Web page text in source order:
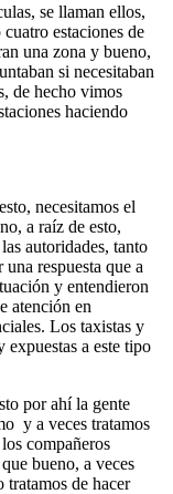
se llaman ellos,
estaciones de
una zona y bueno,
si necesitaban
de hecho vimos
haciendo
necesitamos el
a raíz de esto,
autoridades, tanto
respuesta que a
y entendieron
atención en
Los taxistas y
a este tipo
por ahí la gente
y a veces tratamos
compañeros
bueno, a veces
tratamos de hacer